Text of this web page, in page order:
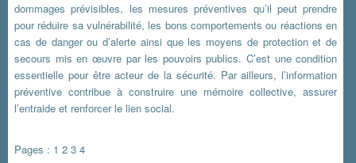
dommages prévisibles, les mesures préventives qu’il peut prendre
pour réduire sa vulnérabilité, les bons comportements ou réactions en
cas de danger ou d’alerte ainsi que les moyens de protection et de
secours mis en œuvre par les pouvoirs publics. C’est une condition
essentielle pour être acteur de la sécurité. Par ailleurs, l’information
préventive contribue à construire une mémoire collective, assurer
l’entraide et renforcer le lien social.
Pages : 1 2 3 4